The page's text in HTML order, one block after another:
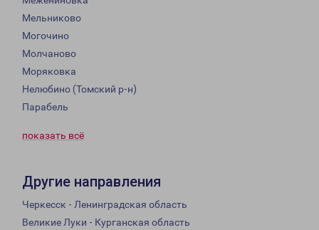
Мельниково
Могочино
Молчаново
Моряковка
Нелюбино (Томский р-н)
Парабель
показать всё
Другие направления
Черкесск - Ленинградская область
Великие Луки - Курганская область